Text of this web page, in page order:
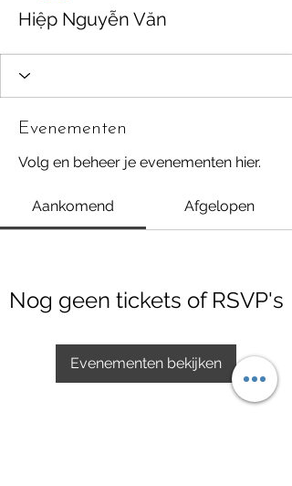
Hiệp Nguyễn Văn
Evenementen
Volg en beheer je evenementen hier.
Aankomend Afgelopen
Nog geen tickets of RSVP's
Evenementen bekijken